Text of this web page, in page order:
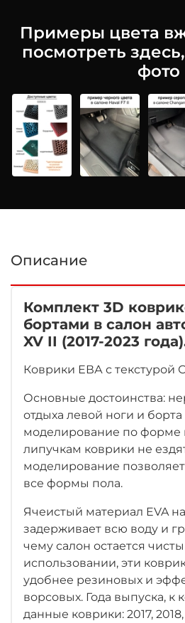
Примеры цвета
посмотреть
фото
Описание
Комплект 3D
бортами в салон
XV II (2017-2023
Коврики ЕВА с текстурой
Основные достоинства:
отдыха левой ноги и
моделирование по форме
липучкам коврики не
моделирование
все формы пола.
Ячеистый материал EVA
задерживает всю воду и
чему салон остается
использовании, эти
удобнее резиновых и
ворсовых. Года выпуска, к
данные коврики: 2017, 2018,